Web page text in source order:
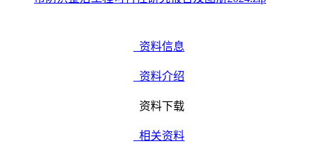
资料信息
资料介绍
资料下载
相关资料